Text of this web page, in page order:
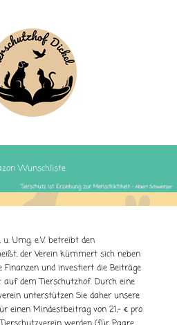
Wunschliste
Umg. e.V. betreibt den
der Verein kümmert sich neben
und investiert die Beiträge
dem Tierschutzhof. Durch eine
unterstützen Sie daher unsere
einen Mindestbeitrag von 21,- € pro